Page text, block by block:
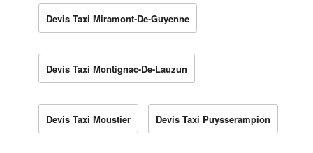
Devis Taxi Miramont-De-Guyenne
Devis Taxi Montignac-De-Lauzun
Devis Taxi Moustier Devis Taxi Puysserampion